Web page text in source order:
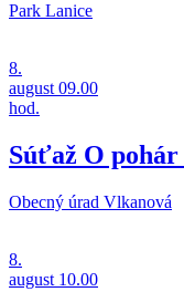
Park Lanice
8.
august 09.00
hod.
Súťaž O pohár
Obecný úrad Vlkanová
8.
august 10.00